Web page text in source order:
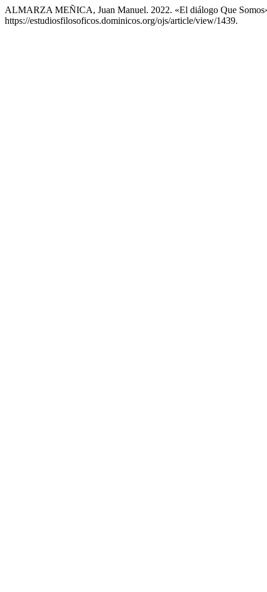
ALMARZA MEÑICA, Juan Manuel. 2022. «El diálogo Que
https://estudiosfilosoficos.dominicos.org/ojs/article/view/1439.